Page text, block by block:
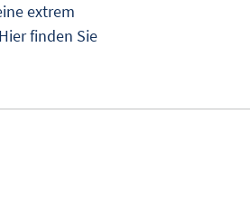
extrem
finden Sie